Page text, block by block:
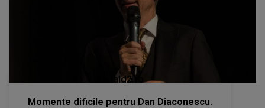
kanald2.ro
Momente dificile pentru Dan Diaconescu.